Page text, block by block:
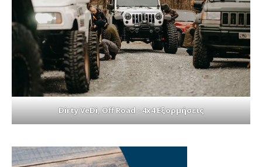
Dirty VeDi, Off Road - 4x4 Εξορμήσεις